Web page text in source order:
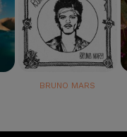
BRUNO MARS